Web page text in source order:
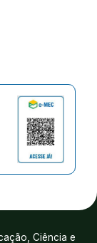
Ciência e